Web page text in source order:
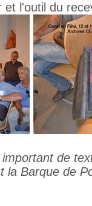
et l'outil du
de
la Barque de